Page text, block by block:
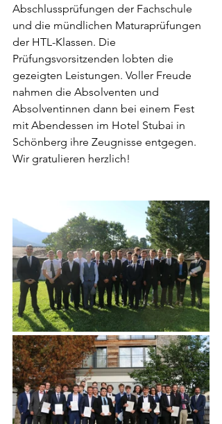
Abschlussprüfungen der Fachschule
und die mündlichen Maturaprüfungen
der HTL-Klassen. Die
Prüfungsvorsitzenden lobten die
gezeigten Leistungen. Voller Freude
nahmen die Absolventen und
Absolventinnen dann bei einem Fest
mit Abendessen im Hotel Stubai in
Schönberg ihre Zeugnisse entgegen.
Wir gratulieren herzlich!